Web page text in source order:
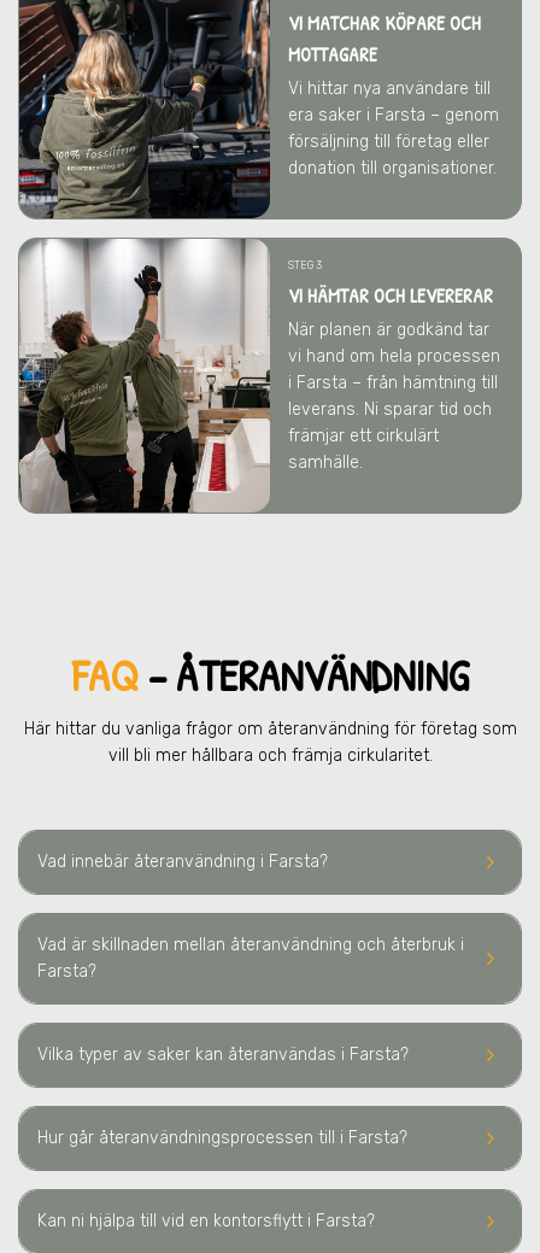
VI MATCHAR KÖPARE OCH
MOTTAGARE
Vi hittar nya användare till
era saker i Farsta – genom
försäljning till företag eller
donation till organisationer.
STEG 3
VI HÄMTAR OCH LEVERERAR
När planen är godkänd tar
vi hand om hela processen
i Farsta – från hämtning till
leverans. Ni sparar tid och
främjar ett cirkulärt
samhälle.
FAQ– ÅTERANVÄNDNING
Här hittar du vanliga frågor om återanvändning för företag som
vill bli mer hållbara och främja cirkularitet.
keyboard_arrow_right
Vad innebär återanvändning i Farsta?
keyboard_arrow_right
Vad är skillnaden mellan återanvändning och återbruk i
Farsta?
keyboard_arrow_right
Vilka typer av saker kan återanvändas i Farsta?
keyboard_arrow_right
Hur går återanvändningsprocessen till i Farsta?
keyboard_arrow_right
Kan ni hjälpa till vid en kontorsflytt i Farsta?